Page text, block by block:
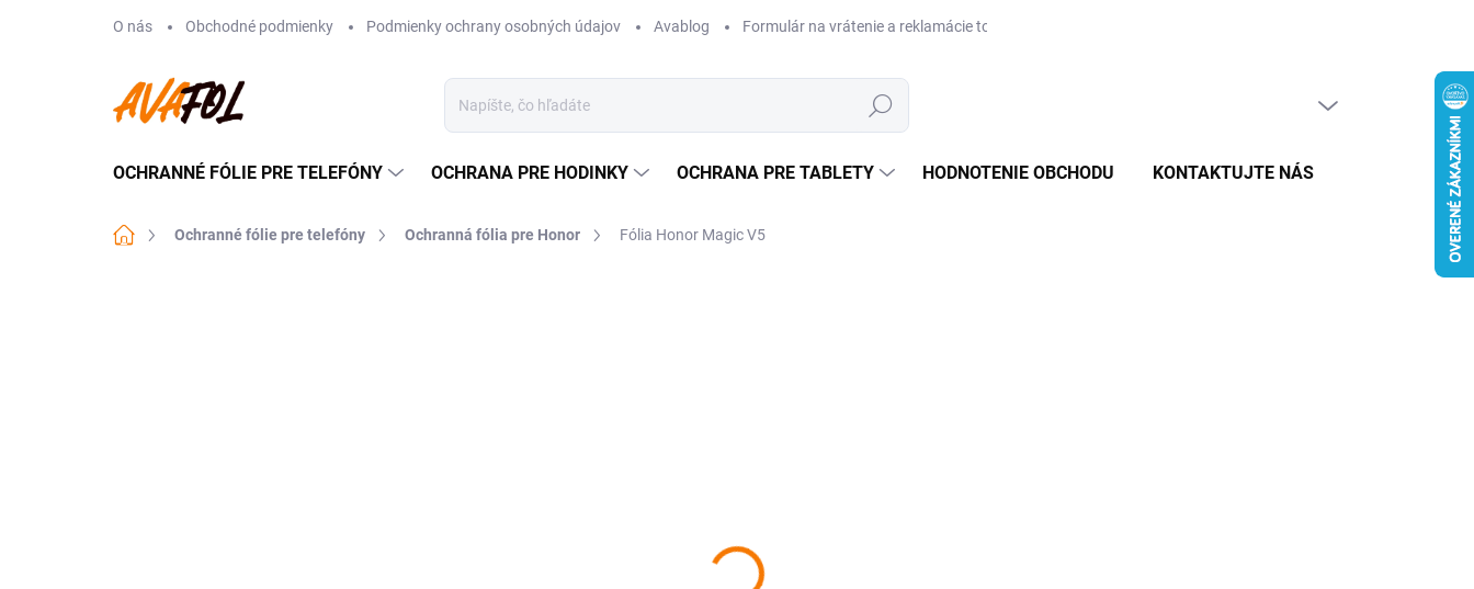
O nás Obchodné podmienky Podmienky ochrany osobných údajov Avablog Formulár na vrátenie a reklamácie tovaru
Hľadať
OCHRANNÉ FÓLIE PRE TELEFÓNY OCHRANA PRE HODINKY OCHRANA PRE TABLETY HODNOTENIE OBCHODU KONTAKTUJTE NÁS
DomovOchranné fólie pre telefóny Ochranná fólia pre Honor Fólia Honor Magic V5